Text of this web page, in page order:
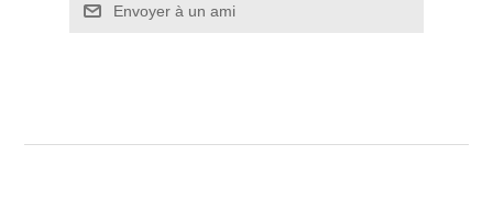
Envoyer à un ami